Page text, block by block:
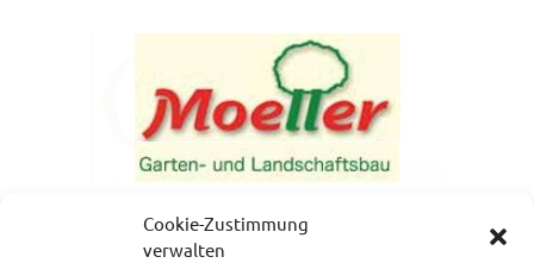
Cookie-Zustimmung
verwalten